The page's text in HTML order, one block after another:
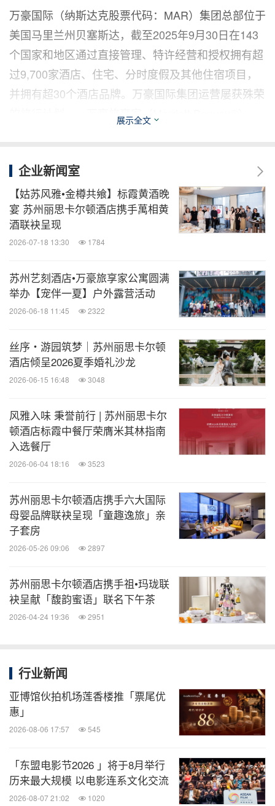
万豪国际（纳斯达克股票代码：MAR）集团总部位于
美国马里兰州贝塞斯达，截至2025年9月30日在143
个国家和地区通过直接管理、特许经营和授权拥有超
过9,700家酒店、住宅、分时度假及其他住宿项目，
并拥有超30个酒店品牌。万豪国际集团运营屡获殊荣
的旅行计划——万豪旅享家（Marriott Bonvoy®）。
集团资讯"及"万豪旅享家MarriottBonvoy" 微信公众
号、官方微博。
关于苏州华贸中心
苏州华贸中心坐落于姑苏区核心地段，毗邻山塘街、
留园、阊门等历史文化名胜。作为华贸集团潜心研发
十年的升级力作，项目总投资超100亿元，总建筑面
生活社区"——将超甲级写字楼、丽思卡尔顿酒店、
万豪旅享家公寓、华贸公寓、苏州万象天地、H+美
术馆及紫芝园等多元业态有机融合，实现商务办公、
高端居住、时尚购物、文化艺术与休闲社交的无缝衔
接，为城市精英构建一站式的理想生活圈。
万豪国际鼓励投资者、媒体及其他关注集团业务的人
m/investor 或新闻中心网站www.marriottnewscenter.
com发布的信息，这些信息至关重要。这些网站的内
容不构成本新闻稿或万豪向美国证券交易委员会提交
及仅作不具链接功能的文字性参考。
消息来源：苏州艺刻酒店·万豪旅享家公寓
尚、物流行业最新动态。扫描二维码，立即
时尚
旅馆与度假
村
房地产
旅游业
分享到：
展示全文
企业新闻室
【姑苏风雅•金樽共飨】标霞黄酒晚
宴 苏州丽思卡尔顿酒店携手萬相黄
酒联袂呈现
2026-07-18 13:30 1784
苏州艺刻酒店•万豪旅享家公寓圆满
举办【宠伴一夏】户外露营活动
2026-06-18 11:45 2322
丝序・游园筑梦｜苏州丽思卡尔顿
酒店倾呈2026夏季婚礼沙龙
2026-06-15 16:48 3048
风雅入味 秉誉前行 | 苏州丽思卡尔
顿酒店标霞中餐厅荣膺米其林指南
入选餐厅
2026-06-04 18:16 3523
苏州丽思卡尔顿酒店携手六大国际
母婴品牌联袂呈现「童趣逸旅」亲
子套房
2026-05-26 09:06 2897
苏州丽思卡尔顿酒店携手祖•玛珑联
袂呈献「馥韵蜜语」联名下午茶
2026-04-24 19:36 2951
行业新闻
亚博馆伙拍机场莲香楼推「票尾优
惠」
2026-08-06 17:57 545
「东盟电影节2026 」将于8月举行
历来最大规模 以电影连系文化交流
2026-08-07 21:02 1020